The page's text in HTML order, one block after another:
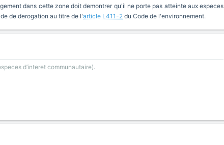
dans cette zone doit demontrer qu'il ne porte pas atteinte aux especes
de derogation au titre de l'article L411-2 du Code de l'environnement.
d’interet communautaire).